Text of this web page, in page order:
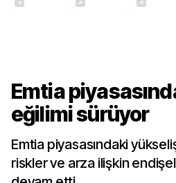
Emtia
eğilimi sürüyor
Emtia piyasasındaki
riskler ve arza ilişkin